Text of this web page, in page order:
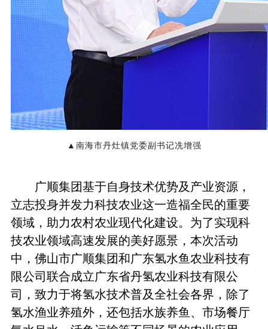
▲南海市丹灶镇党委副书记冼增强
广顺集团基于自身技术优势及产业资源，
立志投身并发力科技农业这一造福全民的重要
领域，助力农村农业现代化建设。为了实现科
技农业领域高速发展的美好愿景，本次活动
中，佛山市广顺集团和广东氢水鱼农业科技有
限公司联合成立广东省丹氢农业科技有限公
司，致力于将氢水技术普及全社会各界，除了
氢水渔业养殖外，还包括水族养鱼、市场餐厅